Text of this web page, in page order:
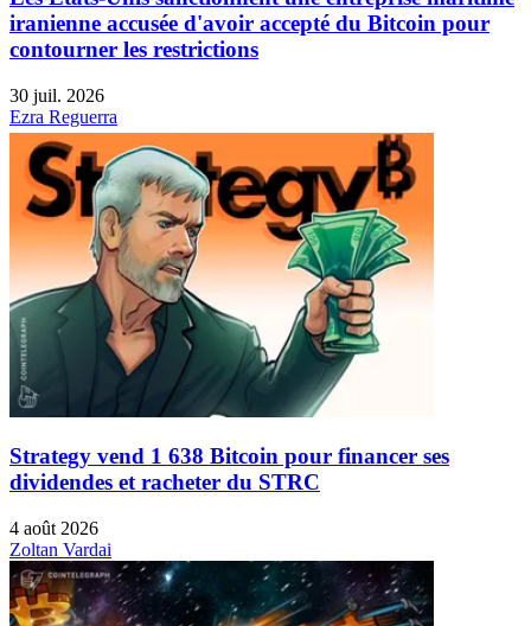
iranienne accusée d'avoir accepté du Bitcoin pour
contourner les restrictions
30 juil. 2026
Ezra Reguerra
Strategy vend 1 638 Bitcoin pour financer ses
dividendes et racheter du STRC
4 août 2026
Zoltan Vardai